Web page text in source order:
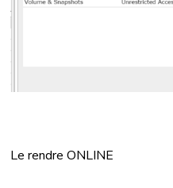
Le rendre ONLINE